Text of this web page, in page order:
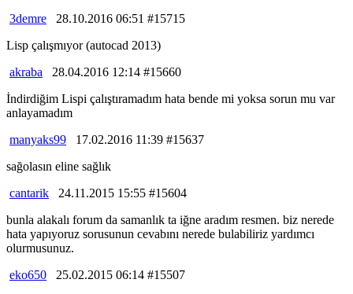
3demre 28.10.2016 06:51 #15715
Lisp çalışmıyor (autocad 2013)
akraba 28.04.2016 12:14 #15660
İndirdiğim Lispi çalıştıramadım hata bende mi yoksa sorun mu var
anlayamadım
manyaks99 17.02.2016 11:39 #15637
sağolasın eline sağlık
cantarik 24.11.2015 15:55 #15604
bunla alakalı forum da samanlık ta iğne aradım resmen. biz nerede
hata yapıyoruz sorusunun cevabını nerede bulabiliriz yardımcı
olurmusunuz.
eko650 25.02.2015 06:14 #15507